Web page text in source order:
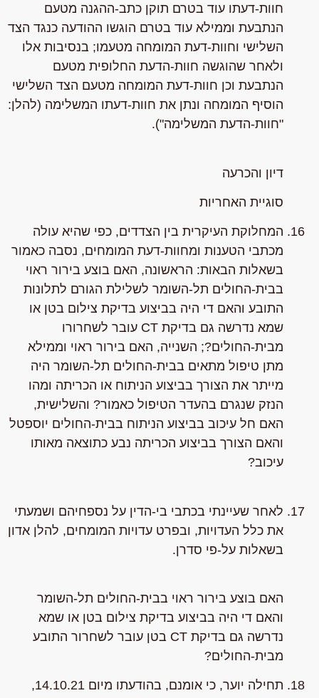
חוות-דעתו עוד בטרם תוקן כתב-ההגנה מטעם
הנתבעת וממילא עוד בטרם הוגשו ההודעה כנגד הצד
השלישי וחוות-דעת המומחה מטעמו; בנסיבות אלו
ולאחר שהוגשה חוות-הדעת החלופית מטעם
הנתבעת וכן חוות-דעת המומחה מטעם הצד השלישי
הוסיף המומחה ונתן את חוות-דעתו המשלימה (להלן:
"חוות-הדעת המשלימה").
דיון והכרעה
סוגיית האחריות
המחלוקת העיקרית בין הצדדים, כפי שהיא עולה
מכתבי הטענות ומחוות-דעת המומחים, נסבה כאמור
בשאלות הבאות: הראשונה, האם בוצע בירור ראוי
בבית-החולים תל-השומר לשלילת הגורם לתלונות
התובע והאם די היה בביצוע בדיקת צילום בטן או
שמא נדרשה גם בדיקת CT עובר לשחרורו
מבית-החולים?; השנייה, האם בירור ראוי וממילא
מתן טיפול מתאים בבית-החולים תל-השומר היה
מייתר את הצורך בביצוע הניתוח או הכריתה ומהו
הנזק שנגרם בהעדר הטיפול כאמור? והשלישית,
האם חל עיכוב בביצוע הניתוח בבית-החולים יוספטל
והאם הצורך בביצוע הכריתה נבע כתוצאה מאותו
עיכוב?
לאחר שעיינתי בכתבי בי-הדין על נספחיהם ושמעתי
את כלל העדויות, ובפרט עדויות המומחים, להלן אדון
בשאלות על-פי סדרן.
האם בוצע בירור ראוי בבית-החולים תל-השומר
והאם די היה בביצוע בדיקת צילום בטן או שמא
נדרשה גם בדיקת CT בטן עובר לשחרור התובע
מבית-החולים?
תחילה יוער, כי אומנם, בהודעתו מיום 14.10.21,